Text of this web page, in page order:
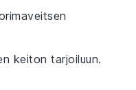
keiton tarjoiluun.